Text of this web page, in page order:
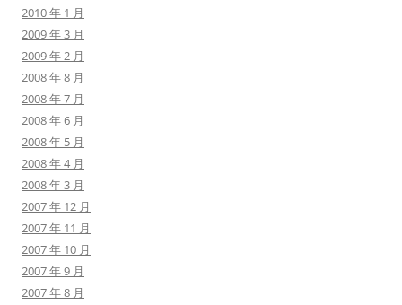
2010 年 1 月
2009 年 3 月
2009 年 2 月
2008 年 8 月
2008 年 7 月
2008 年 6 月
2008 年 5 月
2008 年 4 月
2008 年 3 月
2007 年 12 月
2007 年 11 月
2007 年 10 月
2007 年 9 月
2007 年 8 月